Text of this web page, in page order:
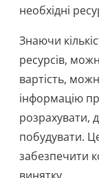
необхідні
Знаючи
ресурсів,
вартість,
інформацію
розрахувати,
побудувати.
забезпечити